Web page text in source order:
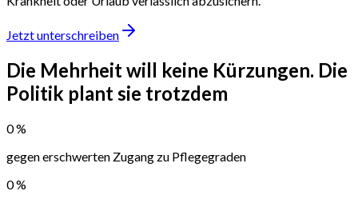
Jetzt unterschreiben
Die Mehrheit will keine Kürzungen. Die
Politik plant sie trotzdem
0%
gegen erschwerten Zugang zu Pflegegraden
0%